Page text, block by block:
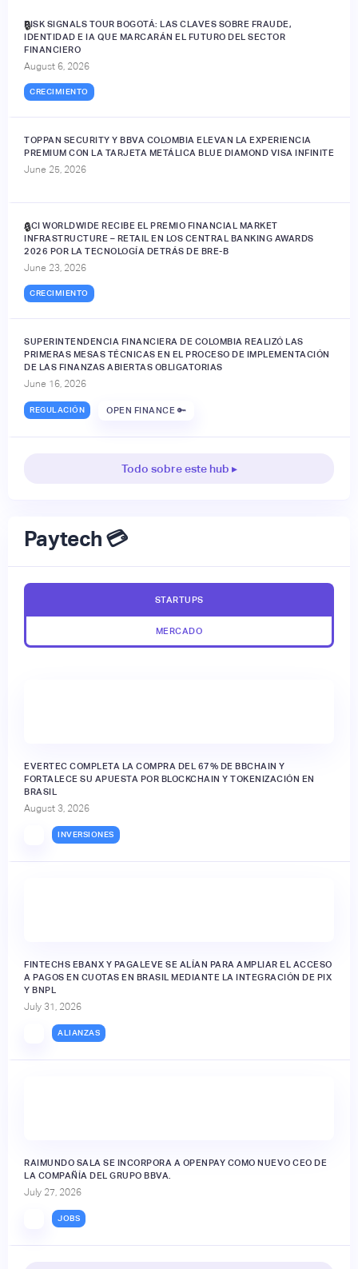
RISK SIGNALS TOUR BOGOTÁ: LAS CLAVES SOBRE FRAUDE,
IDENTIDAD E IA QUE MARCARÁN EL FUTURO DEL SECTOR
FINANCIERO
August 6, 2026
CRECIMIENTO
🔒
TOPPAN SECURITY Y BBVA COLOMBIA ELEVAN LA EXPERIENCIA
PREMIUM CON LA TARJETA METÁLICA BLUE DIAMOND VISA INFINITE
June 25, 2026
ACI WORLDWIDE RECIBE EL PREMIO FINANCIAL MARKET
INFRASTRUCTURE – RETAIL EN LOS CENTRAL BANKING AWARDS
2026 POR LA TECNOLOGÍA DETRÁS DE BRE-B
June 23, 2026
CRECIMIENTO
🔒
SUPERINTENDENCIA FINANCIERA DE COLOMBIA REALIZÓ LAS
PRIMERAS MESAS TÉCNICAS EN EL PROCESO DE IMPLEMENTACIÓN
DE LAS FINANZAS ABIERTAS OBLIGATORIAS
June 16, 2026
REGULACIÓN OPEN FINANCE 🔑
Todo sobre este hub ▸
Paytech 💳
STARTUPS
MERCADO
EVERTEC COMPLETA LA COMPRA DEL 67% DE BBCHAIN Y
FORTALECE SU APUESTA POR BLOCKCHAIN Y TOKENIZACIÓN EN
BRASIL
August 3, 2026
INVERSIONES
FINTECHS EBANX Y PAGALEVE SE ALÍAN PARA AMPLIAR EL ACCESO
A PAGOS EN CUOTAS EN BRASIL MEDIANTE LA INTEGRACIÓN DE PIX
Y BNPL
July 31, 2026
ALIANZAS
RAIMUNDO SALA SE INCORPORA A OPENPAY COMO NUEVO CEO DE
LA COMPAÑÍA DEL GRUPO BBVA.
July 27, 2026
JOBS